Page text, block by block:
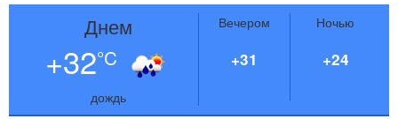
Днем
+32°C
дождь
Вечером
+31
Ночью
+24